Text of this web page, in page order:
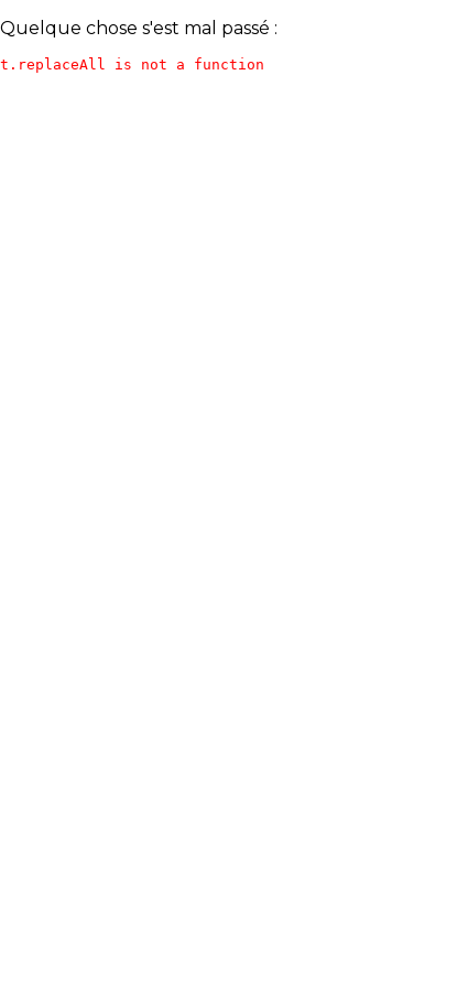
Quelque chose s'est mal passé :
t.replaceAll is not a function